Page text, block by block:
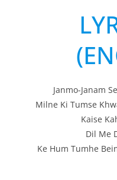
Janmo-Janam
Milne Ki Tumse
Kaise
Dil Me
Ke Hum Tumhe